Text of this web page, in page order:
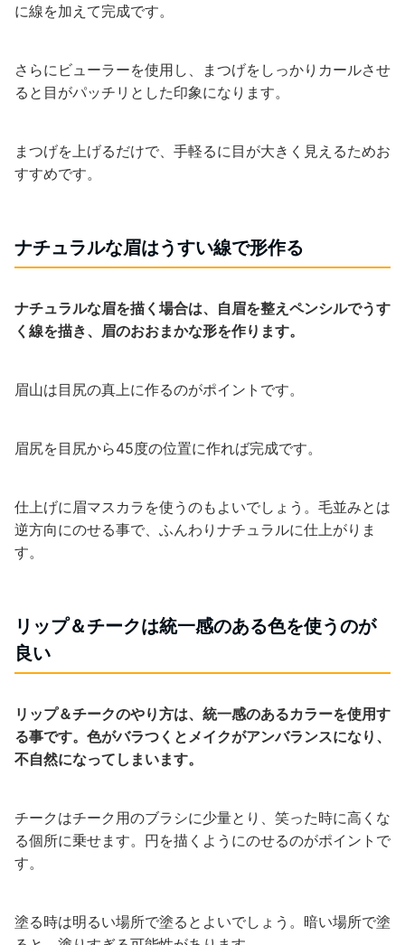
に線を加えて完成です。
さらにビューラーを使用し、まつげをしっかりカールさせ
ると目がパッチリとした印象になります。
まつげを上げるだけで、手軽るに目が大きく見えるためお
すすめです。
ナチュラルな眉はうすい線で形作る
ナチュラルな眉を描く場合は、自眉を整えペンシルでうす
く線を描き、眉のおおまかな形を作ります。
眉山は目尻の真上に作るのがポイントです。
眉尻を目尻から45度の位置に作れば完成です。
仕上げに眉マスカラを使うのもよいでしょう。毛並みとは
逆方向にのせる事で、ふんわりナチュラルに仕上がりま
す。
リップ＆チークは統一感のある色を使うのが
良い
リップ＆チークのやり方は、統一感のあるカラーを使用す
る事です。色がバラつくとメイクがアンバランスになり、
不自然になってしまいます。
チークはチーク用のブラシに少量とり、笑った時に高くな
る個所に乗せます。円を描くようにのせるのがポイントで
す。
塗る時は明るい場所で塗るとよいでしょう。暗い場所で塗